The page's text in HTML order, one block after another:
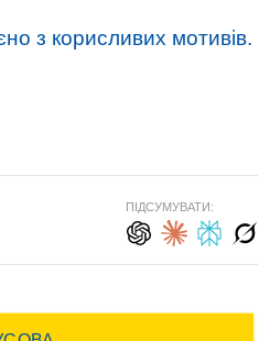
з корисливих мотивів.
ПІДСУМУВАТИ: